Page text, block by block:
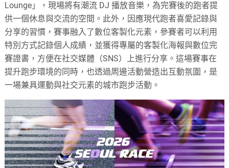
Lounge」，現場將有潮流 DJ 播放音樂，為完賽後的跑者提
供一個休息與交流的空間。此外，因應現代跑者喜愛記錄與
分享的習慣，賽事融入了數位客製化元素，參賽者可以利用
特別方式記錄個人成績，並獲得專屬的客製化海報與數位完
賽證書，方便在社交媒體（SNS）上進行分享。這場賽事在
提升跑步環境的同時，也透過周邊活動營造出互動氛圍，是
一場兼具運動與社交元素的城市跑步活動。